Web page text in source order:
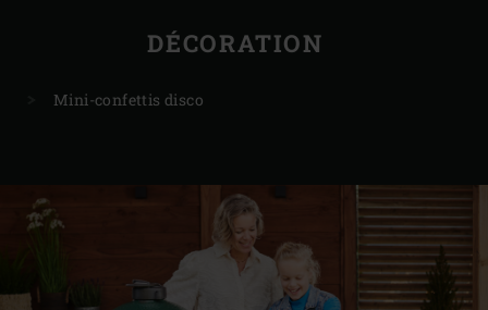
DÉCORATION
Mini-confettis disco